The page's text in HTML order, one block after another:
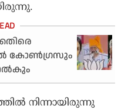
കോണ്‍ഗ്രസും
നിന്നായിരുന്നു